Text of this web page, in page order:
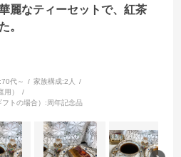
麗なティーセットで、紅茶
。
70代～ 家族構成:2人
用）
フトの場合）:周年記念品